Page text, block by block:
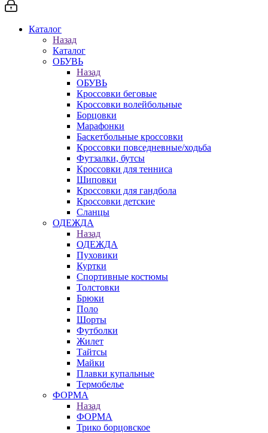
Каталог
Назад
Каталог
ОБУВЬ
Назад
ОБУВЬ
Кроссовки беговые
Кроссовки волейбольные
Борцовки
Марафонки
Баскетбольные кроссовки
Кроссовки повседневные/ходьба
Футзалки, бутсы
Кроссовки для тенниса
Шиповки
Кроссовки для гандбола
Кроссовки детские
Сланцы
ОДЕЖДА
Назад
ОДЕЖДА
Пуховики
Куртки
Спортивные костюмы
Толстовки
Брюки
Поло
Шорты
Футболки
Жилет
Тайтсы
Майки
Плавки купальные
Термобелье
ФОРМА
Назад
ФОРМА
Трико борцовское